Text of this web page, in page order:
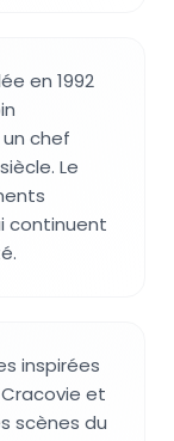
en 1992
un chef
Le
continuent
inspirées
et
scènes du